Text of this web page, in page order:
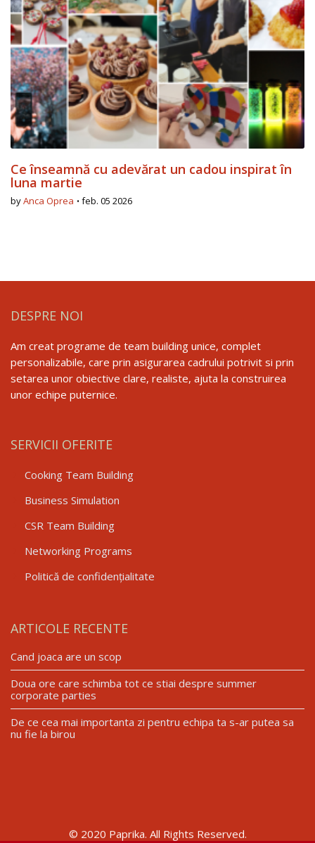
Ce înseamnă cu adevărat un cadou inspirat în
luna martie
byAnca Oprea feb. 05 2026
DESPRE NOI
Am creat programe de team building unice, complet
personalizabile, care prin asigurarea cadrului potrivit si prin
setarea unor obiective clare, realiste, ajuta la construirea
unor echipe puternice.
SERVICII OFERITE
Cooking Team Building
Business Simulation
CSR Team Building
Networking Programs
Politică de confidențialitate
ARTICOLE RECENTE
Cand joaca are un scop
Doua ore care schimba tot ce stiai despre summer
corporate parties
De ce cea mai importanta zi pentru echipa ta s-ar putea sa
nu fie la birou
© 2020 Paprika. All Rights Reserved.